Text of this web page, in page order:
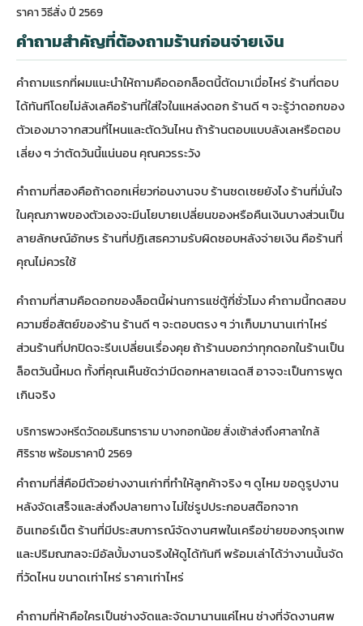
ราคา วิธีสั่ง ปี 2569
คำถามสำคัญที่ต้องถามร้านก่อนจ่ายเงิน
คำถามแรกที่ผมแนะนำให้ถามคือดอกล็อตนี้ตัดมาเมื่อไหร่ ร้านที่ตอบ
ได้ทันทีโดยไม่ลังเลคือร้านที่ใส่ใจในแหล่งดอก ร้านดี ๆ จะรู้ว่าดอกของ
ตัวเองมาจากสวนที่ไหนและตัดวันไหน ถ้าร้านตอบแบบลังเลหรือตอบ
เลี่ยง ๆ ว่าตัดวันนี้แน่นอน คุณควรระวัง
คำถามที่สองคือถ้าดอกเหี่ยวก่อนงานจบ ร้านชดเชยยังไง ร้านที่มั่นใจ
ในคุณภาพของตัวเองจะมีนโยบายเปลี่ยนของหรือคืนเงินบางส่วนเป็น
ลายลักษณ์อักษร ร้านที่ปฏิเสธความรับผิดชอบหลังจ่ายเงิน คือร้านที่
คุณไม่ควรใช้
คำถามที่สามคือดอกของล็อตนี้ผ่านการแช่ตู้กี่ชั่วโมง คำถามนี้ทดสอบ
ความซื่อสัตย์ของร้าน ร้านดี ๆ จะตอบตรง ๆ ว่าเก็บมานานเท่าไหร่
ส่วนร้านที่ปกปิดจะรีบเปลี่ยนเรื่องคุย ถ้าร้านบอกว่าทุกดอกในร้านเป็น
ล็อตวันนี้หมด ทั้งที่คุณเห็นชัดว่ามีดอกหลายเฉดสี อาจจะเป็นการพูด
เกินจริง
บริการพวงหรีดวัดอมรินทราราม บางกอกน้อย สั่งเช้าส่งถึงศาลาใกล้
ศิริราช พร้อมราคาปี 2569
คำถามที่สี่คือมีตัวอย่างงานเก่าที่ทำให้ลูกค้าจริง ๆ ดูไหม ขอดูรูปงาน
หลังจัดเสร็จและส่งถึงปลายทาง ไม่ใช่รูปประกอบสต๊อกจาก
อินเทอร์เน็ต ร้านที่มีประสบการณ์จัดงานศพในเครือข่ายของกรุงเทพ
และปริมณฑลจะมีอัลบั้มงานจริงให้ดูได้ทันที พร้อมเล่าได้ว่างานนั้นจัด
ที่วัดไหน ขนาดเท่าไหร่ ราคาเท่าไหร่
คำถามที่ห้าคือใครเป็นช่างจัดและจัดมานานแค่ไหน ช่างที่จัดงานศพ